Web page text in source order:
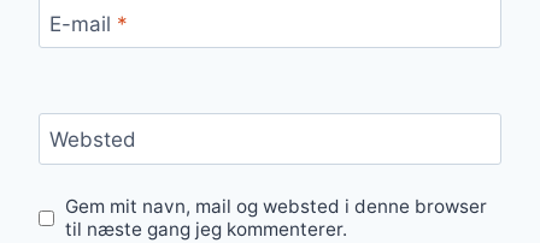
E-mail *
Websted
Gem mit navn, mail og websted i denne browser
til næste gang jeg kommenterer.